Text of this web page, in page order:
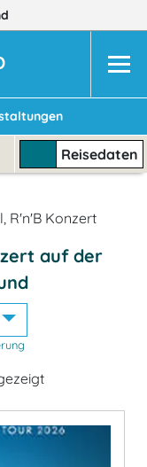
Reisedaten
R'n'B Konzert
auf der